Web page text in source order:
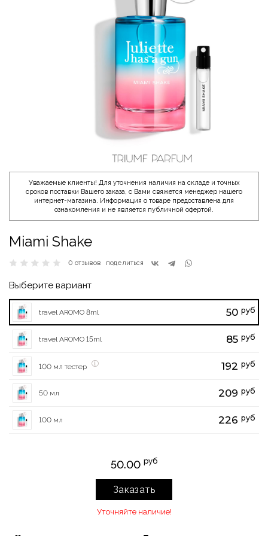
Уважаемые клиенты! Для уточнения наличия на складе и точных
сроков поставки Вашего заказа, с Вами свяжется менеджер нашего
интернет-магазина. Информация о товаре предоставлена для
ознакомления и не является публичной офертой.
Miami Shake
0 отзывов поделиться
Выберите вариант
travel AROMO 8ml 50 руб
travel AROMO 15ml 85 руб
100 мл тестер 192 руб
50 мл 209 руб
100 мл 226 руб
50.00 руб
Заказать
Уточняйте наличие!